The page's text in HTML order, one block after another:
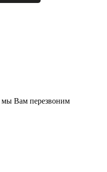
мы Вам перезвоним